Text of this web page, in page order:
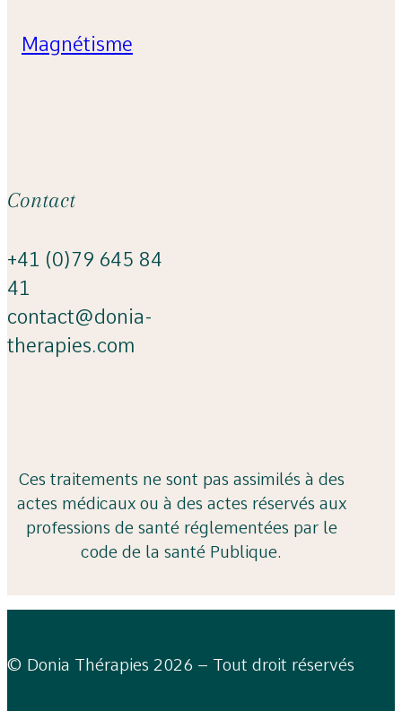
Contact
+41 (0)79 645 84
41
contact@donia-
therapies.com
Magnétisme
Ces traitements ne sont pas assimilés à des
actes médicaux ou à des actes réservés aux
professions de santé réglementées par le
code de la santé Publique.
© Donia Thérapies 2026 – Tout droit réservés